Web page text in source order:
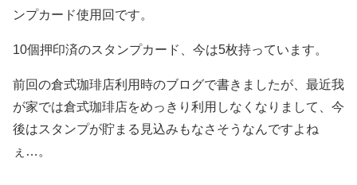
ンプカード使用回です。
10個押印済のスタンプカード、今は5枚持っています。
前回の倉式珈琲店利用時のブログで書きましたが、最近我
が家では倉式珈琲店をめっきり利用しなくなりまして、今
後はスタンプが貯まる見込みもなさそうなんですよね
ぇ…。